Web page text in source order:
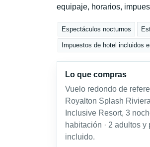
equipaje, horarios,
Espectáculos nocturnos
Impuestos de hotel incluidos
Lo que compras
Vuelo redondo de
Royalton Splash
Inclusive Resort, 3
habitación · 2 adultos y
incluido.